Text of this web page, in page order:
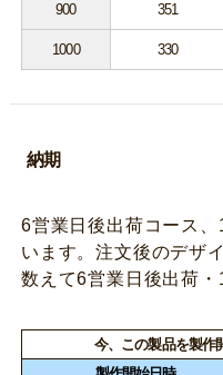
900 351
1000 330
納期
6営業日後出荷コース
います。注文後のデザ
数えて6営業日後出荷・
今、この製品を製作